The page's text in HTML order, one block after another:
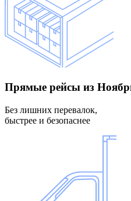
Прямые рейсы из
Без лишних перевалок,
быстрее и безопаснее